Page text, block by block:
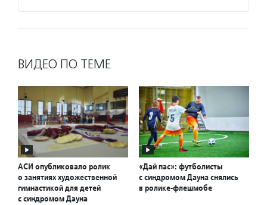
ВИДЕО ПО ТЕМЕ
АСИ опубликовало ролик
о занятиях художественной
гимнастикой для детей
с синдромом Дауна
«Дай пас»: футболисты
с синдромом Дауна снялись
в ролике-флешмобе